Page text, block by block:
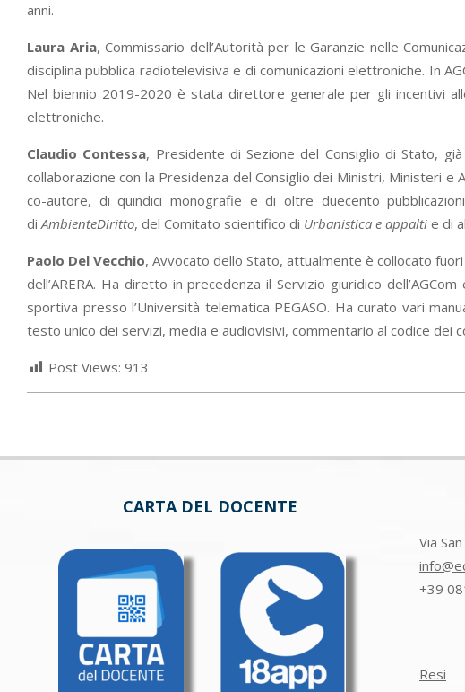
anni.
Laura Aria, Commissario dell’Autorità per le Garanzie nelle
disciplina pubblica radiotelevisiva e di comunicazioni elettroniche. In
Nel biennio 2019-2020 è stata direttore generale per gli incentivi
elettroniche.
Claudio Contessa, Presidente di Sezione del Consiglio di Stato,
collaborazione con la Presidenza del Consiglio dei Ministri, Ministeri e
co-autore, di quindici monografie e di oltre duecento
diAmbienteDiritto, del Comitato scientifico di Urbanistica e appalti e di
Paolo Del Vecchio, Avvocato dello Stato, attualmente è collocato
dell’ARERA. Ha diretto in precedenza il Servizio giuridico
sportiva presso l’Università telematica PEGASO. Ha curato vari
testo unico dei servizi, media e audiovisivi, commentario al codice
Post Views: 913
CARTA DEL DOCENTE
Via
+39
Resi